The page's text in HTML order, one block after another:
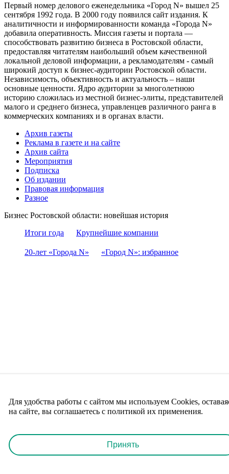
Первый номер делового еженедельника «Город N» вышел 25
сентября 1992 года. В 2000 году появился сайт издания. К
аналитичности и информированности команда «Города N»
добавила оперативность. Миссия газеты и портала —
способствовать развитию бизнеса в Ростовской области,
предоставляя читателям наибольший объем качественной
локальной деловой информации, а рекламодателям - самый
широкий доступ к бизнес-аудитории Ростовской области.
Независимость, объективность и актуальность – наши
основные ценности. Ядро аудитории за многолетнюю
историю сложилась из местной бизнес-элиты, представителей
малого и среднего бизнеса, управленцев различного ранга в
коммерческих компаниях и в органах власти.
Архив газеты
Реклама в газете и на сайте
Архив сайта
Мероприятия
Подписка
Об издании
Правовая информация
Разное
Бизнес Ростовской области: новейшая история
Итоги года
Крупнейшие компании
20-лет «Города N» «Город N»: избранное
Для удобства работы с сайтом мы используем Cookies,
на сайте, вы соглашаетесь с политикой их применения.
Принять